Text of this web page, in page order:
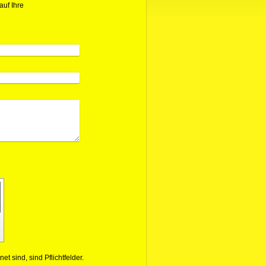
Ihre
sind, sind Pflichtfelder.